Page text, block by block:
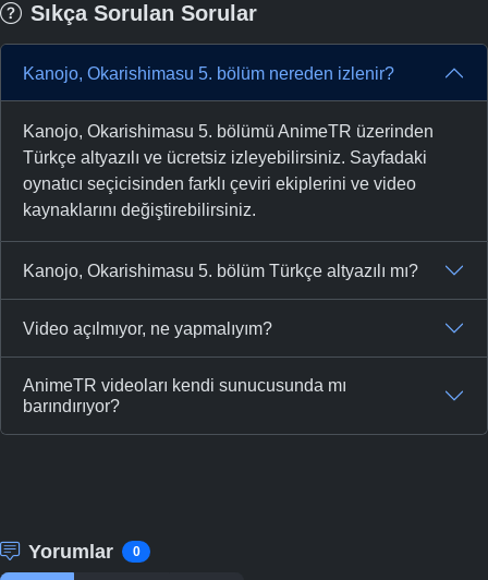
Sıkça Sorulan Sorular
Kanojo, Okarishimasu 5. bölüm nereden izlenir?
Kanojo, Okarishimasu 5. bölümü AnimeTR üzerinden
Türkçe altyazılı ve ücretsiz izleyebilirsiniz. Sayfadaki
oynatıcı seçicisinden farklı çeviri ekiplerini ve video
kaynaklarını değiştirebilirsiniz.
Kanojo, Okarishimasu 5. bölüm Türkçe altyazılı mı?
Video açılmıyor, ne yapmalıyım?
AnimeTR videoları kendi sunucusunda mı
barındırıyor?
Yorumlar 0